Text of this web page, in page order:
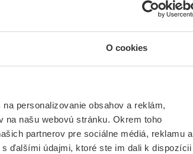
O cookies
personalizovanie obsahov a reklám,
na našu webovú stránku. Okrem toho
partnerov pre sociálne médiá, reklamu a
ďalšími údajmi, ktoré ste im dali k dispozícii